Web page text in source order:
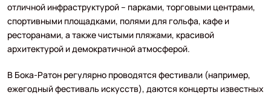
отличной инфраструктурой – парками, торговыми центрами,
спортивными площадками, полями для гольфа, кафе и
ресторанами, а также чистыми пляжами, красивой
архитектурой и демократичной атмосферой.
В Бока-Ратон регулярно проводятся фестивали (например,
ежегодный фестиваль искусств), даются концерты известных